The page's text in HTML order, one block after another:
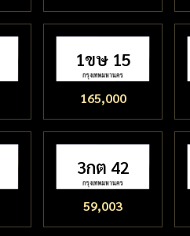
1ขษ 15
165,000
3กต 42
59,003